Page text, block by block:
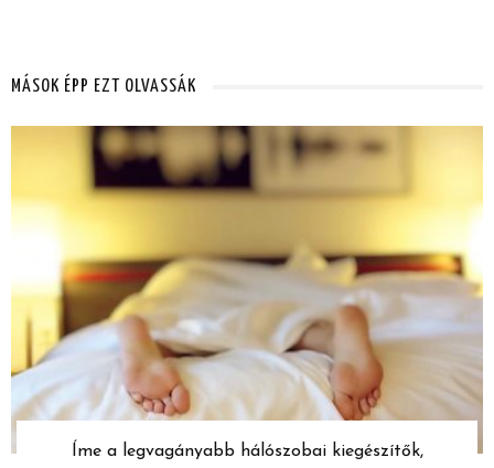
MÁSOK ÉPP EZT OLVASSÁK
Íme a legvagányabb hálószobai kiegészítők,